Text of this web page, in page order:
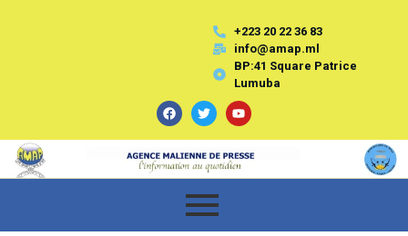
+223 20 22 36 83
info@amap.ml
BP:41 Square Patrice
Lumuba